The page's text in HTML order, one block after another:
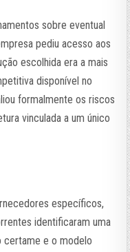
sobre eventual
pediu acesso aos
escolhida era a mais
disponível no
formalmente os riscos
vinculada a um único
específicos,
identificaram uma
certame e o modelo